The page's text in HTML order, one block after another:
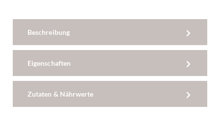
Beschreibung
Eigenschaften
Zutaten & Nährwerte